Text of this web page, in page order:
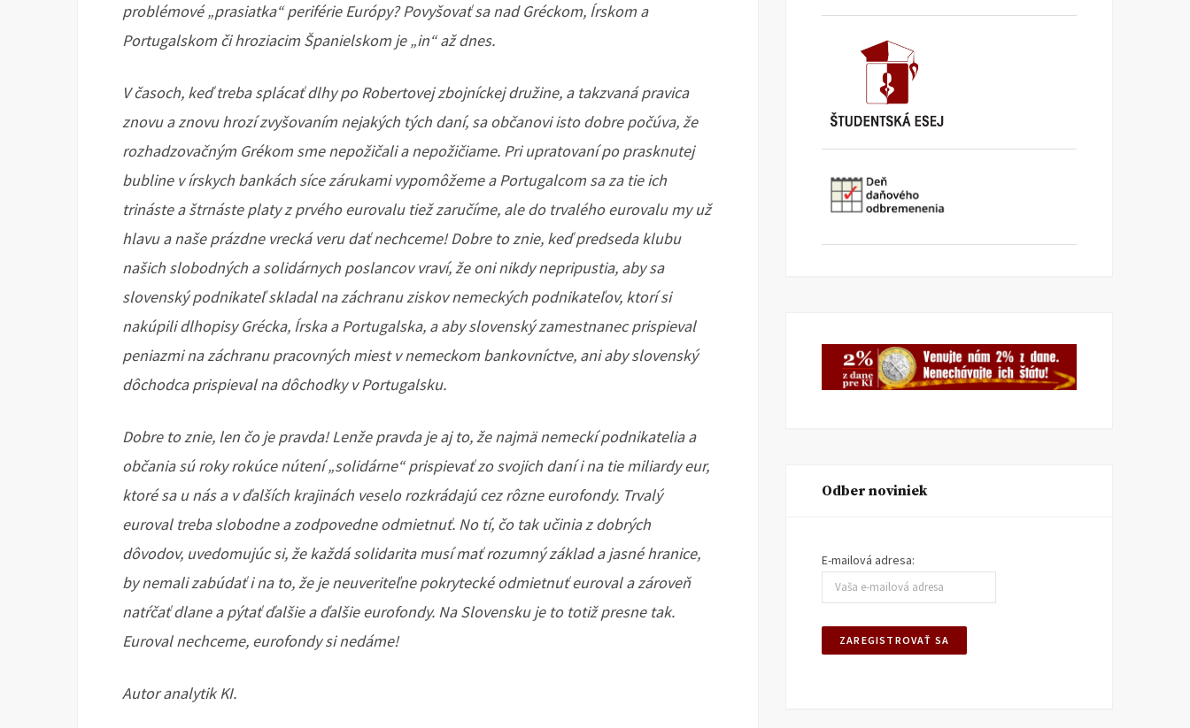
problémové „prasiatka“ periférie Európy? Povyšovať sa nad Gréckom, Írskom a
Portugalskom či hroziacim Španielskom je „in“ až dnes.
V časoch, keď treba splácať dlhy po Robertovej zbojníckej družine, a takzvaná pravica
znovu a znovu hrozí zvyšovaním nejakých tých daní, sa občanovi isto dobre počúva, že
rozhadzovačným Grékom sme nepožičali a nepožičiame. Pri upratovaní po prasknutej
bubline v írskych bankách síce zárukami vypomôžeme a Portugalcom sa za tie ich
trináste a štrnáste platy z prvého eurovalu tiež zaručíme, ale do trvalého eurovalu my už
hlavu a naše prázdne vrecká veru dať nechceme! Dobre to znie, keď predseda klubu
našich slobodných a solidárnych poslancov vraví, že oni nikdy nepripustia, aby sa
slovenský podnikateľ skladal na záchranu ziskov nemeckých podnikateľov, ktorí si
nakúpili dlhopisy Grécka, Írska a Portugalska, a aby slovenský zamestnanec prispieval
peniazmi na záchranu pracovných miest v nemeckom bankovníctve, ani aby slovenský
dôchodca prispieval na dôchodky v Portugalsku.
Dobre to znie, len čo je pravda! Lenže pravda je aj to, že najmä nemeckí podnikatelia a
občania sú roky rokúce nútení „solidárne“ prispievať zo svojich daní i na tie miliardy eur,
ktoré sa u nás a v ďalších krajinách veselo rozkrádajú cez rôzne eurofondy. Trvalý
euroval treba slobodne a zodpovedne odmietnuť. No tí, čo tak učinia z dobrých
dôvodov, uvedomujúc si, že každá solidarita musí mať rozumný základ a jasné hranice,
by nemali zabúdať i na to, že je neuveriteľne pokrytecké odmietnuť euroval a zároveň
natŕčať dlane a pýtať ďalšie a ďalšie eurofondy. Na Slovensku je to totiž presne tak.
Euroval nechceme, eurofondy si nedáme!
Autor analytik KI.
Odber noviniek
E-mailová adresa: